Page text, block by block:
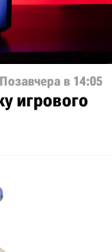
Позавчера в 14:05
игрового